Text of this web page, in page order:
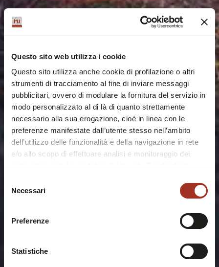
Questo sito web utilizza i cookie
Questo sito utilizza anche cookie di profilazione o altri
strumenti di tracciamento al fine di inviare messaggi
pubblicitari, ovvero di modulare la fornitura del servizio in
modo personalizzato al di là di quanto strettamente
necessario alla sua erogazione, cioè in linea con le
preferenze manifestate dall’utente stesso nell’ambito
dell’utilizzo delle funzionalità e della navigazione in rete
e/o allo scopo di effettuare analisi e monitoraggio dei
nostro sito, con i nostri partner che si occupano di analisi
dei dati web, pubblicità e social media, i quali potrebbero
combinarle con altre informazioni che l'utente ha fornito
loro o che sono stati raccolti durante l'utilizzo dei loro
Chiudendo questo disclaimer si prosegue la navigazione
solo con i cookie tecnici necessari. A questa pagina è
delNecessari
Preferenze
Statistiche